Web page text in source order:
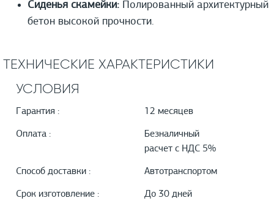
Сиденья скамейки: Полированный архитектурный
бетон высокой прочности.
ТЕХНИЧЕСКИЕ ХАРАКТЕРИСТИКИ
УСЛОВИЯ
Гарантия : 12 месяцев
Оплата :
Безналичный
расчет с НДС 5%
Способ доставки : Автотранспортом
Срок изготовление : До 30 дней